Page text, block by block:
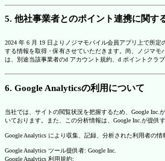
5. 他社事業者とのポイント連携に関す
2024 年 6 月 19 日よりノジマモバイル会員アプリ上で所
する情報を取得・保有させていただきます。尚、ノジマ
は、別途当該事業者のd アカウント規約、d ポイントクラ
6. Google Analyticsの利用について
当社では、サイトの閲覧状況を把握するため、Google
いております。また、この分析情報は、Google Inc.が提供
Google Analytics により収集、記録、分析された利用者の
Google Analytics ツール提供者: Google Inc.
Google Analytics 利用規約: